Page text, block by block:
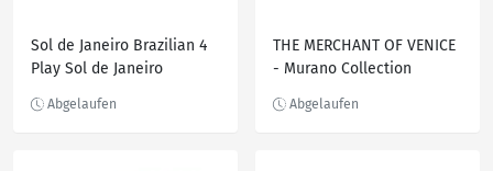
Sol de Janeiro Brazilian 4
Play Sol de Janeiro
62 Pistachio & Salted
THE MERCHANT OF VENICE
- Murano Collection
Parfum 50 ml